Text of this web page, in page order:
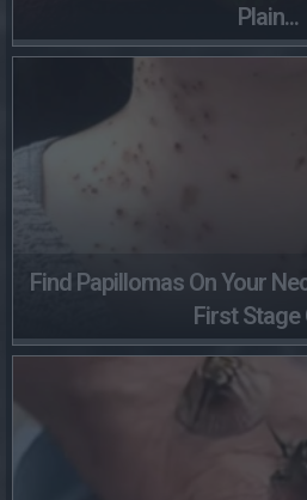
Plain...
Find Papillomas On Your
First Stage